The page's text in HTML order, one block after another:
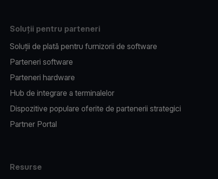
Soluții pentru parteneri
Soluții de plată pentru furnizorii de software
Parteneri software
Parteneri hardware
Hub de integrare a terminalelor
Dispozitive populare oferite de partenerii strategici
Partner Portal
Resurse